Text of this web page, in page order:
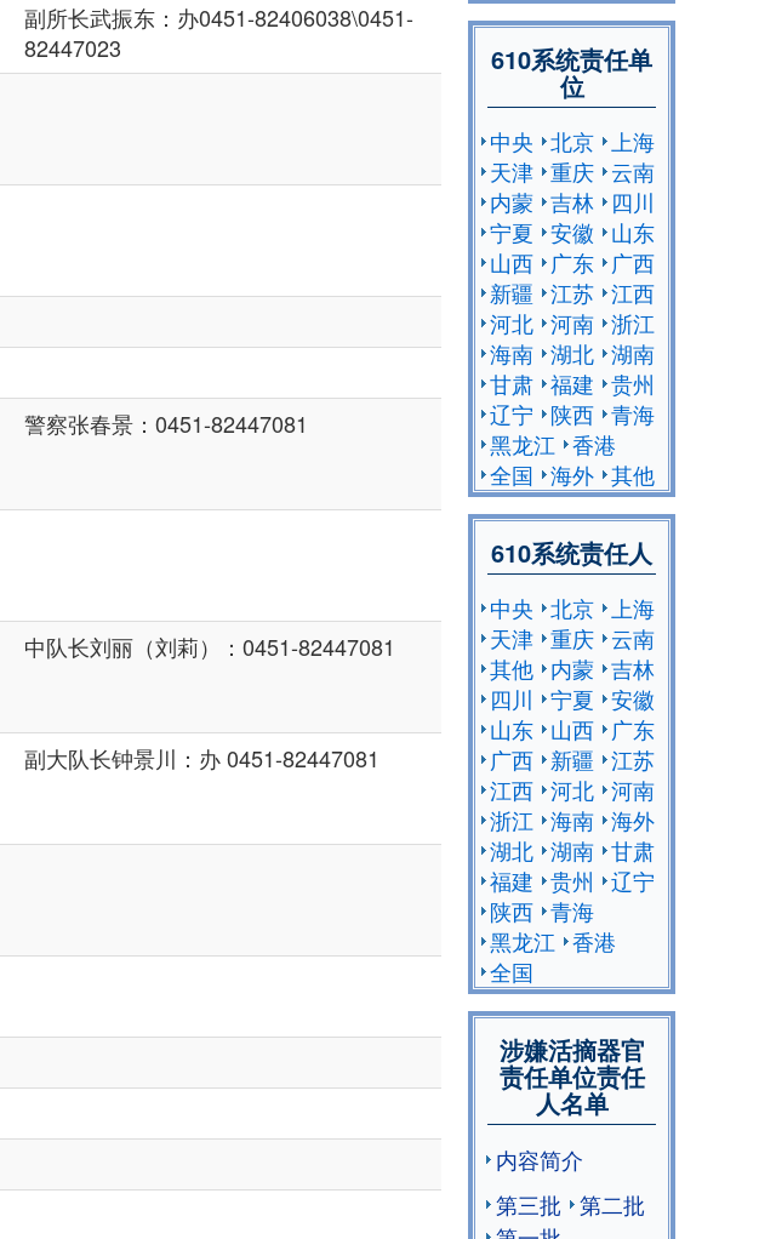
副所长武振东：办0451-82406038\0451-
82447023
警察张春景：0451-82447081
中队长刘丽（刘莉）：0451-82447081
副大队长钟景川：办 0451-82447081
610系统责任单
位
中央 北京
上海
天津 重庆 云南
内蒙 吉林
四川
宁夏 安徽
山东
山西
广东
广西
新疆 江苏 江西
河北 河南 浙江
海南 湖北 湖南
甘肃 福建 贵州
辽宁
陕西 青海
黑龙江 香港
全国 海外 其他
610系统责任人
中央 北京
上海
天津 重庆 云南
其他 内蒙 吉林
四川
宁夏 安徽
山东 山西
广东
广西 新疆 江苏
江西 河北 河南
浙江 海南 海外
湖北 湖南 甘肃
福建 贵州
辽宁
陕西 青海
黑龙江 香港
全国
涉嫌活摘器官
责任单位责任
人名单
内容简介
第三批
第二批